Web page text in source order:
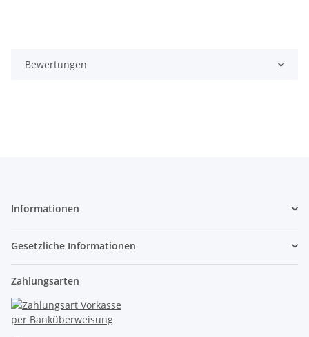
Bewertungen
Informationen
Gesetzliche Informationen
Zahlungsarten